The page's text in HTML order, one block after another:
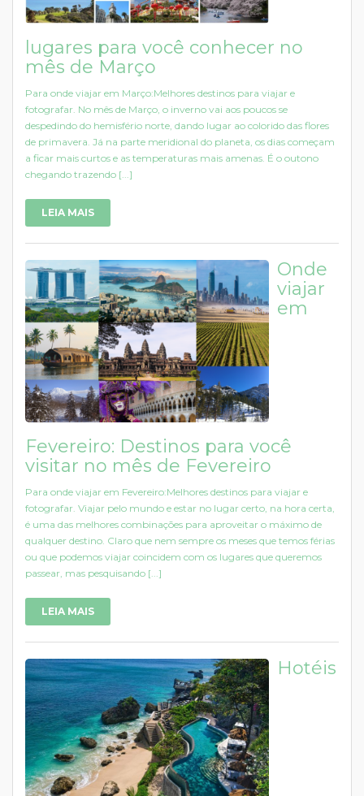
lugares para você conhecer no
mês de Março
Para onde viajar em Março:Melhores destinos para viajar e
fotografar. No mês de Março, o inverno vai aos poucos se
despedindo do hemisfério norte, dando lugar ao colorido das flores
de primavera. Já na parte meridional do planeta, os dias começam
a ficar mais curtos e as temperaturas mais amenas. É o outono
chegando trazendo [...]
LEIA MAIS
Onde
viajar
em
Fevereiro: Destinos para você
visitar no mês de Fevereiro
Para onde viajar em Fevereiro:Melhores destinos para viajar e
fotografar. Viajar pelo mundo e estar no lugar certo, na hora certa,
é uma das melhores combinações para aproveitar o máximo de
qualquer destino. Claro que nem sempre os meses que temos férias
ou que podemos viajar coincidem com os lugares que queremos
passear, mas pesquisando [...]
LEIA MAIS
Hotéis